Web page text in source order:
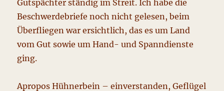
Gutspächter ständig im Streit. Ich habe die
Beschwerdebriefe noch nicht gelesen, beim
Überfliegen war ersichtlich, das es um Land
vom Gut sowie um Hand- und Spanndienste
ging.
Apropos Hühnerbein – einverstanden, Geflügel